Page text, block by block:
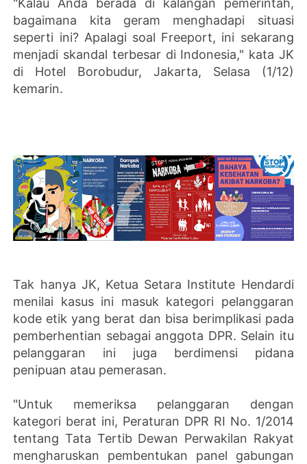
"Kalau Anda berada di kalangan pemerintah,
bagaimana kita geram menghadapi situasi
seperti ini? Apalagi soal Freeport, ini sekarang
menjadi skandal terbesar di Indonesia," kata JK
di Hotel Borobudur, Jakarta, Selasa (1/12)
kemarin.
Tak hanya JK, Ketua Setara Institute Hendardi
menilai kasus ini masuk kategori pelanggaran
kode etik yang berat dan bisa berimplikasi pada
pemberhentian sebagai anggota DPR. Selain itu
pelanggaran ini juga berdimensi pidana
penipuan atau pemerasan.
"Untuk memeriksa pelanggaran dengan
kategori berat ini, Peraturan DPR RI No. 1/2014
tentang Tata Tertib Dewan Perwakilan Rakyat
mengharuskan pembentukan panel gabungan